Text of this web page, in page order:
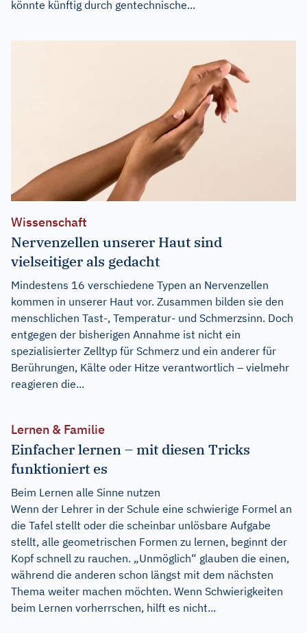
könnte künftig durch gentechnische...
Wissenschaft
Nervenzellen unserer Haut sind
vielseitiger als gedacht
Mindestens 16 verschiedene Typen an Nervenzellen
kommen in unserer Haut vor. Zusammen bilden sie den
menschlichen Tast-, Temperatur- und Schmerzsinn. Doch
entgegen der bisherigen Annahme ist nicht ein
spezialisierter Zelltyp für Schmerz und ein anderer für
Berührungen, Kälte oder Hitze verantwortlich – vielmehr
reagieren die...
Lernen & Familie
Einfacher lernen – mit diesen Tricks
funktioniert es
Beim Lernen alle Sinne nutzen
Wenn der Lehrer in der Schule eine schwierige Formel an
die Tafel stellt oder die scheinbar unlösbare Aufgabe
stellt, alle geometrischen Formen zu lernen, beginnt der
Kopf schnell zu rauchen. „Unmöglich“ glauben die einen,
während die anderen schon längst mit dem nächsten
Thema weiter machen möchten. Wenn Schwierigkeiten
beim Lernen vorherrschen, hilft es nicht...